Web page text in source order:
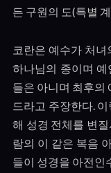
든 구원의 도(특별
코란은 예수가 처
하나님의 종이며
들은 아니며 최후의
드라고 주장한다. 이
해 성경 전체를 변
람의 이 같은 복음
들이 성경을 아전인